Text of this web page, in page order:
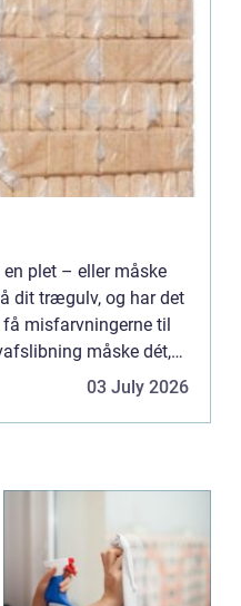
plet – eller måske
dit trægulv, og har det
misfarvningerne til
måske dét,
både
03 July 2026